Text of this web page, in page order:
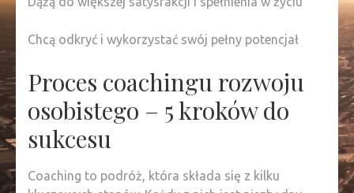
Chcą odkryć i wykorzystać swój pełny potencjał
Proces coachingu rozwoju
osobistego – 5 kroków do
sukcesu
Coaching to podróż, która składa się z kilku